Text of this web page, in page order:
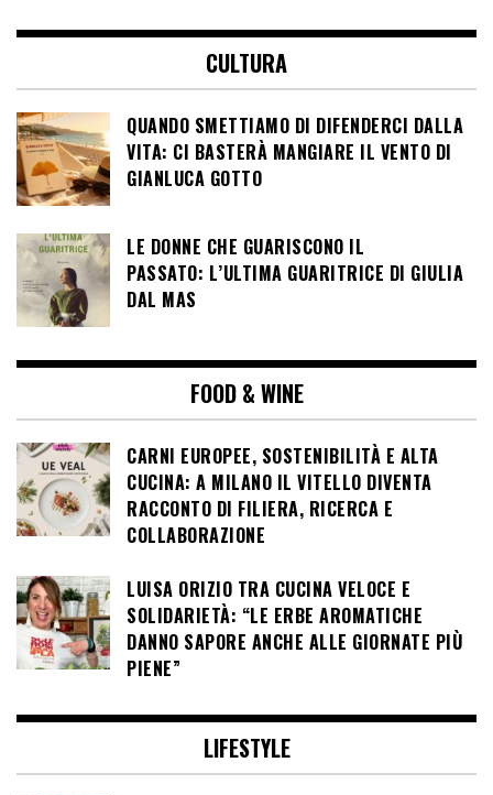
CULTURA
QUANDO SMETTIAMO DI DIFENDERCI DALLA
VITA: CI BASTERÀ MANGIARE IL VENTO DI
GIANLUCA GOTTO
LE DONNE CHE GUARISCONO IL
PASSATO: L’ULTIMA GUARITRICE DI GIULIA
DAL MAS
FOOD & WINE
CARNI EUROPEE, SOSTENIBILITÀ E ALTA
CUCINA: A MILANO IL VITELLO DIVENTA
RACCONTO DI FILIERA, RICERCA E
COLLABORAZIONE
LUISA ORIZIO TRA CUCINA VELOCE E
SOLIDARIETÀ: “LE ERBE AROMATICHE
DANNO SAPORE ANCHE ALLE GIORNATE PIÙ
PIENE”
LIFESTYLE